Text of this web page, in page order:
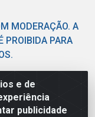
e de
publicidade
MODERAÇÃO. A
PROIBIDA PARA
- Parque de
480 - CNPJ